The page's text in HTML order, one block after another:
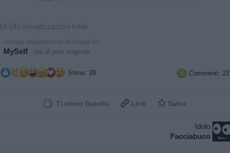
14.543 visualizzazioni totali
vaccata originalmente divulgata da:
MySelf Vai al post originale
Stime: 28  Commenti: 22
Ti stimo fratella  Link  Salva
Idolo
Facciabuco